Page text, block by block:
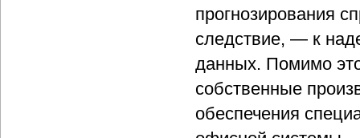
прогнозирования
следствие, — к
данных. Помимо
собственные
обеспечения